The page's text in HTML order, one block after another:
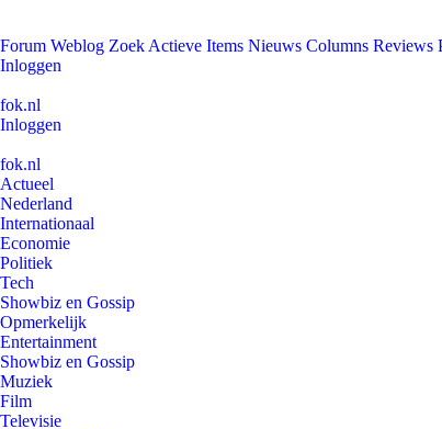
Forum Weblog Zoek Actieve Items Nieuws Columns Reviews
Inloggen
fok.nl
Inloggen
fok.nl
Actueel
Nederland
Internationaal
Economie
Politiek
Tech
Showbiz en Gossip
Opmerkelijk
Entertainment
Showbiz en Gossip
Muziek
Film
Televisie